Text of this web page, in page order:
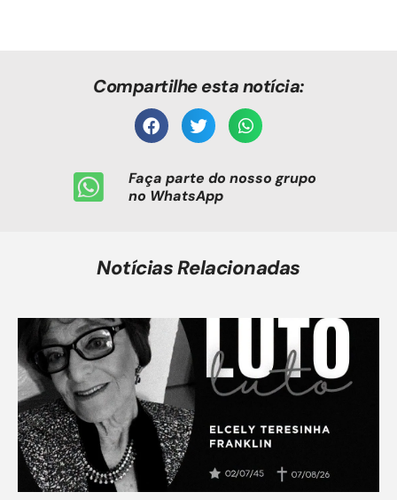
Compartilhe esta notícia:
Faça parte do nosso grupo
no WhatsApp
Notícias Relacionadas